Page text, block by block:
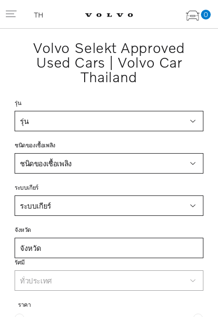
0
TH
Volvo Selekt Approved
Used Cars | Volvo Car
Thailand
รุ่น
รุ่น
ชนิดของเชื้อเพลิง
ชนิดของเชื้อเพลิง
ระบบเกียร์
ระบบเกียร์
จังหวัด
รัศมี
ทั่วประเทศ
ราคา